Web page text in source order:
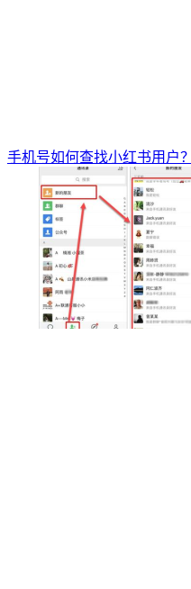
手机号如何查找小红书用户